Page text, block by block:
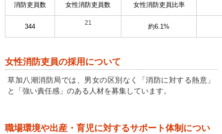
消防吏員数 女性消防吏員数 女性消防吏員比率
344 21 約6.1%
女性消防吏員の採用について
草加八潮消防局では、男女の区別なく「消防に対する熱意」
と「強い責任感」のある人材を募集しています。
職場環境や出産・育児に対するサポート体制につい